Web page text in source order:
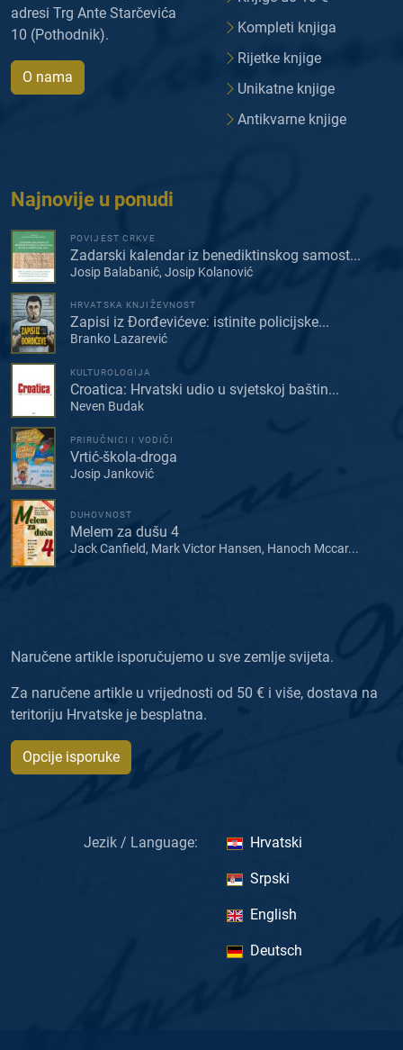
adresi Trg Ante Starčevića
10 (Pothodnik).
O nama
Kompleti knjiga
Rijetke knjige
Unikatne knjige
Antikvarne knjige
Najnovije u ponudi
POVIJEST CRKVE
Zadarski kalendar iz benediktinskog samost...
Josip Balabanić, Josip Kolanović
HRVATSKA KNJIŽEVNOST
Zapisi iz Đorđevićeve: istinite policijske...
Branko Lazarević
KULTUROLOGIJA
Croatica: Hrvatski udio u svjetskoj baštin...
Neven Budak
PRIRUČNICI I VODIČI
Vrtić-škola-droga
Josip Janković
DUHOVNOST
Melem za dušu 4
Jack Canfield, Mark Victor Hansen, Hanoch Mccar...
Naručene artikle isporučujemo u sve zemlje svijeta.
Za naručene artikle u vrijednosti od 50 € i više, dostava na
teritoriju Hrvatske je besplatna.
Opcije isporuke
Jezik / Language: Hrvatski
Srpski
English
Deutsch